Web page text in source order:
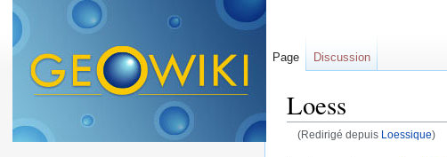
Loess
(Redirigé depuis Loessique)
Page Discussion